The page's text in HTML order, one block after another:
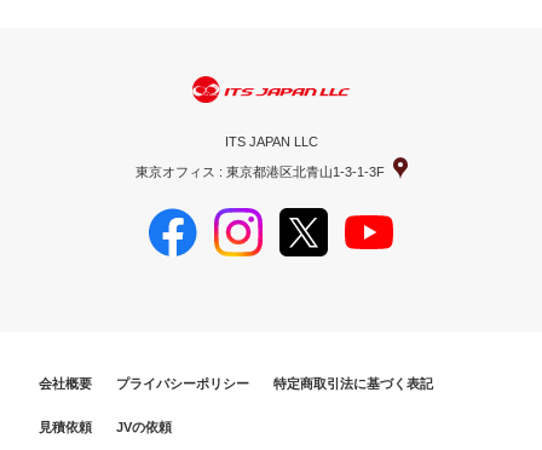
ITS JAPAN LLC
東京オフィス : 東京都港区北青山1-3-1-3F
会社概要 プライバシーポリシー 特定商取引法に基づく表記
見積依頼 JVの依頼